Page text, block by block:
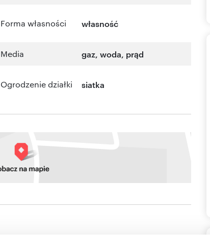
Forma własności własność
Media gaz, woda, prąd
Ogrodzenie działki siatka